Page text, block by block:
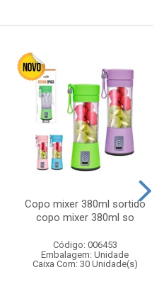
Copo mixer 380ml sortido
copo mixer 380ml so
Código: 006453
Embalagem: Unidade
Caixa Com: 30 Unidade(s)